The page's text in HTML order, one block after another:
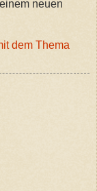
neuen
dem Thema